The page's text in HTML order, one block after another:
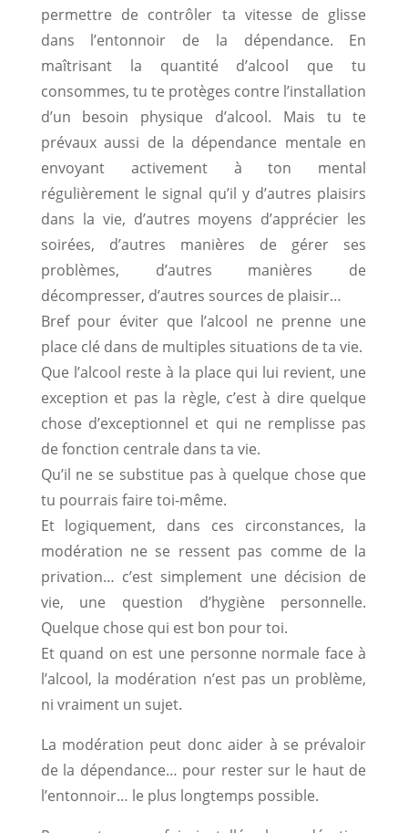
permettre de contrôler ta vitesse de glisse
dans l’entonnoir de la dépendance. En
maîtrisant la quantité d’alcool que tu
consommes, tu te protèges contre l’installation
d’un besoin physique d’alcool. Mais tu te
prévaux aussi de la dépendance mentale en
envoyant activement à ton mental
régulièrement le signal qu’il y d’autres plaisirs
dans la vie, d’autres moyens d’apprécier les
soirées, d’autres manières de gérer ses
problèmes, d’autres manières de
décompresser, d’autres sources de plaisir…
Bref pour éviter que l’alcool ne prenne une
place clé dans de multiples situations de ta vie.
Que l’alcool reste à la place qui lui revient, une
exception et pas la règle, c’est à dire quelque
chose d’exceptionnel et qui ne remplisse pas
de fonction centrale dans ta vie.
Qu’il ne se substitue pas à quelque chose que
tu pourrais faire toi-même.
Et logiquement, dans ces circonstances, la
modération ne se ressent pas comme de la
privation… c’est simplement une décision de
vie, une question d’hygiène personnelle.
Quelque chose qui est bon pour toi.
Et quand on est une personne normale face à
l’alcool, la modération n’est pas un problème,
ni vraiment un sujet.
La modération peut donc aider à se prévaloir
de la dépendance… pour rester sur le haut de
l’entonnoir… le plus longtemps possible.